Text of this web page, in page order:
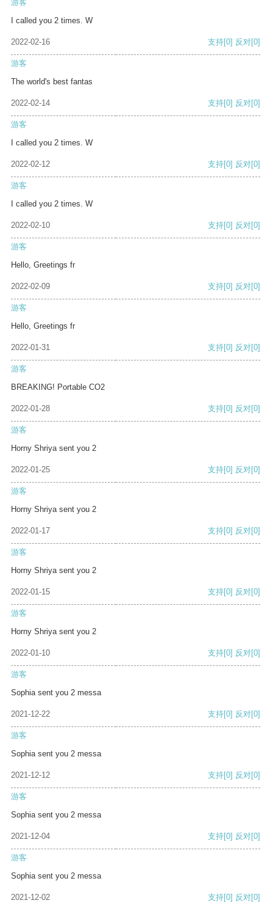
游客
I called you 2 times. W
2022-02-16 支持[0] 反对[0]
游客
The world's best fantas
2022-02-14 支持[0] 反对[0]
游客
I called you 2 times. W
2022-02-12 支持[0] 反对[0]
游客
I called you 2 times. W
2022-02-10 支持[0] 反对[0]
游客
Hello, Greetings fr
2022-02-09 支持[0] 反对[0]
游客
Hello, Greetings fr
2022-01-31 支持[0] 反对[0]
游客
BREAKING! Portable CO2
2022-01-28 支持[0] 反对[0]
游客
Horny Shriya sent you 2
2022-01-25 支持[0] 反对[0]
游客
Horny Shriya sent you 2
2022-01-17 支持[0] 反对[0]
游客
Horny Shriya sent you 2
2022-01-15 支持[0] 反对[0]
游客
Horny Shriya sent you 2
2022-01-10 支持[0] 反对[0]
游客
Sophia sent you 2 messa
2021-12-22 支持[0] 反对[0]
游客
Sophia sent you 2 messa
2021-12-12 支持[0] 反对[0]
游客
Sophia sent you 2 messa
2021-12-04 支持[0] 反对[0]
游客
Sophia sent you 2 messa
2021-12-02 支持[0] 反对[0]